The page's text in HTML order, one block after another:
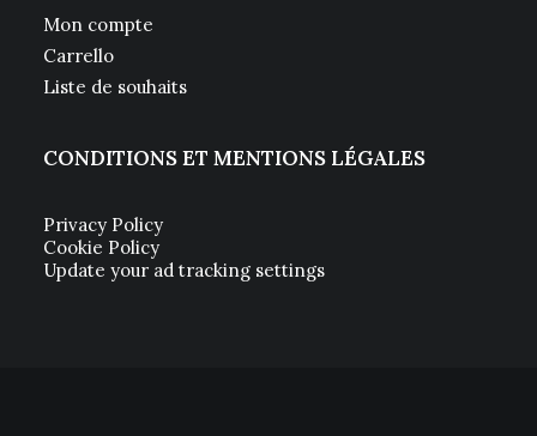
Mon compte
Carrello
Liste de souhaits
CONDITIONS ET MENTIONS LÉGALES
Privacy Policy
Cookie Policy
Update your ad tracking settings